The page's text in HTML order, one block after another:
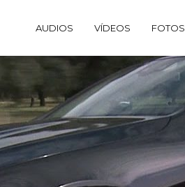
AUDIOS VÍDEOS FOTOS